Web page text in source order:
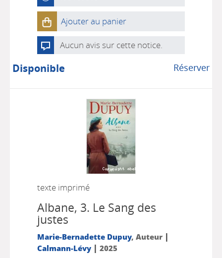
Ajouter au panier
Aucun avis sur cette notice.
Réserver
Disponible
texte imprimé
Albane, 3. Le Sang des
justes
Marie-Bernadette Dupuy, Auteur |
Calmann-Lévy| 2025